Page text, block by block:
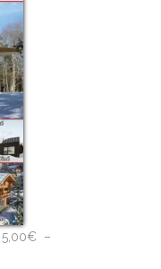
5,00€ –